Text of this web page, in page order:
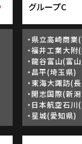
グループC
・県立高崎商業
・福井工業大附
・龍谷富山(富
・昌平(埼玉県)
・東海大諏訪(
・開志国際(新
・日本航空石川
・星城(愛知県)